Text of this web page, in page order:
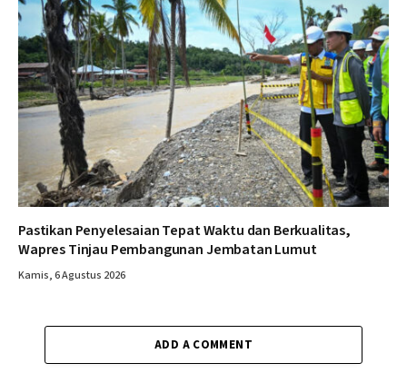
Pastikan Penyelesaian Tepat Waktu dan Berkualitas,
Wapres Tinjau Pembangunan Jembatan Lumut
Kamis, 6 Agustus 2026
ADD A COMMENT